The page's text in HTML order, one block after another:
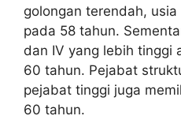
golongan terendah,
pada 58 tahun.
dan IV yang lebih tinggi
60 tahun. Pejabat
pejabat tinggi juga
60 tahun.